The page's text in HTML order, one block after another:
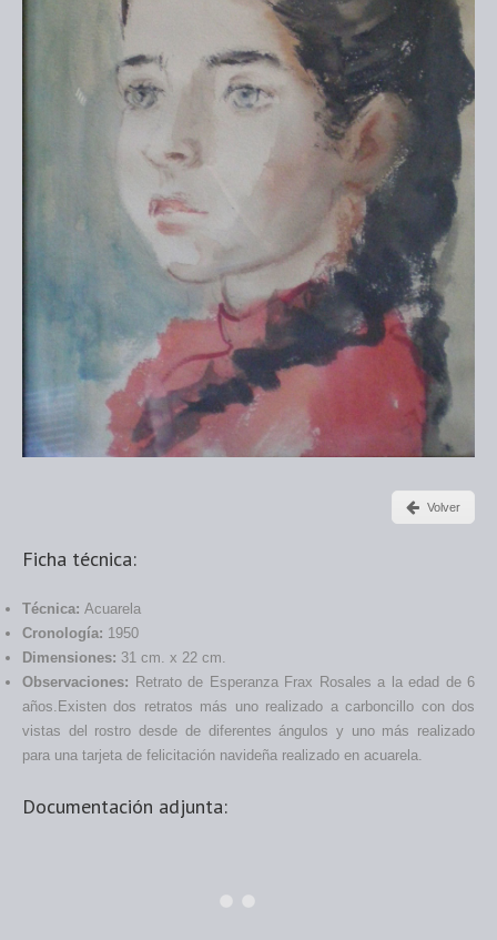
Volver
Ficha técnica:
Técnica: Acuarela
Cronología: 1950
Dimensiones: 31 cm. x 22 cm.
Observaciones: Retrato de Esperanza Frax Rosales a la edad de 6
años.Existen dos retratos más uno realizado a carboncillo con dos
vistas del rostro desde de diferentes ángulos y uno más realizado
para una tarjeta de felicitación navideña realizado en acuarela.
Documentación adjunta: